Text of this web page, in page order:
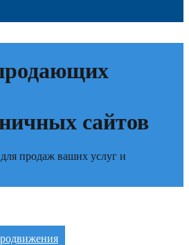
сайтов
продаж ваших услуг и